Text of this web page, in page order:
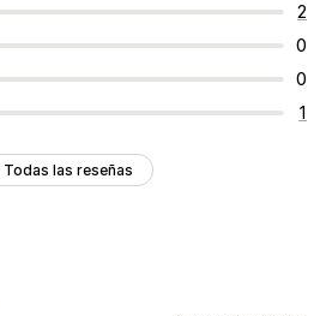
2
0
0
1
Todas las reseñas